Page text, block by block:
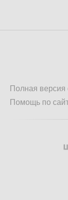
Полная версия
Помощь по